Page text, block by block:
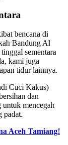
bencana di
Bandung Al
sementara
kami juga
tidur lainnya.
Cuci Kakus)
dan
untuk mencegah
padat.
Aceh Tamiang!